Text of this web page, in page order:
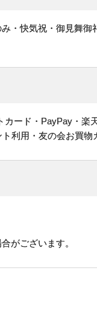
・快気祝・御見舞御
ード・PayPay・楽
利用・友の会お買物
がございます。